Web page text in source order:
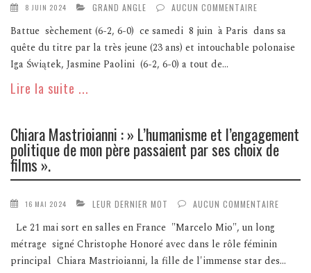
8 JUIN 2024 GRAND ANGLE AUCUN COMMENTAIRE
Battue sèchement (6-2, 6-0) ce samedi 8 juin à Paris dans sa
quête du titre par la très jeune (23 ans) et intouchable polonaise
Iga Świątek, Jasmine Paolini (6-2, 6-0) a tout de...
Lire la suite ...
Chiara Mastrioianni : » L’humanisme et l’engagement
politique de mon père passaient par ses choix de
films ».
16 MAI 2024 LEUR DERNIER MOT AUCUN COMMENTAIRE
Le 21 mai sort en salles en France "Marcelo Mio", un long
métrage signé Christophe Honoré avec dans le rôle féminin
principal Chiara Mastrioianni, la fille de l'immense star des...